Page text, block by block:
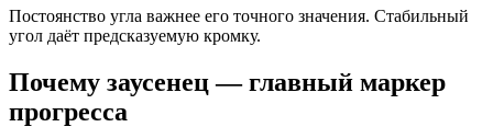
Постоянство угла важнее его точного значения. Стабильный
угол даёт предсказуемую кромку.
Почему заусенец — главный маркер
прогресса